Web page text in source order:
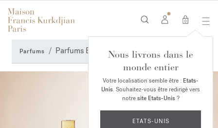
0
Nous livrons dans le
monde entier
Votre localisation semble être : Etats-
Unis. Souhaitez-vous être redirigé vers
notresite Etats-Unis?
ETATS-UNIS
Parfums Parfums Benjoin